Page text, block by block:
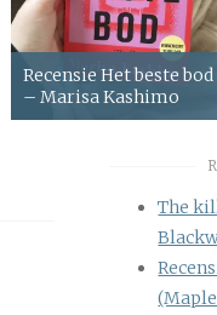
Recensie Het beste bod
– Marisa Kashimo
The